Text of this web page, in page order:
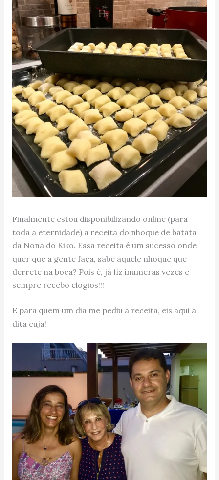
Finalmente estou disponibilizando online (para
toda a eternidade) a receita do nhoque de batata
da Nona do Kiko. Essa receita é um sucesso onde
quer que a gente faça, sabe aquele nhoque que
derrete na boca? Pois é, já fiz inumeras vezes e
sempre recebo elogios!!!
E para quem um dia me pediu a receita, eis aqui a
dita cuja!